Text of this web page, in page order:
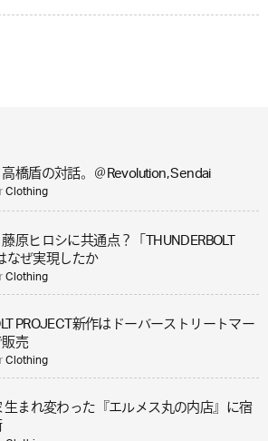
橋盾の対話。＠Revolution, Sendai
Clothing
原ヒロシに共通点？「THUNDERBOLT
なぜ実現したか
Clothing
PROJECT新作はドーバーストリートマー
売
Clothing
生まれ変わった『エルメス丸の内店』に宿